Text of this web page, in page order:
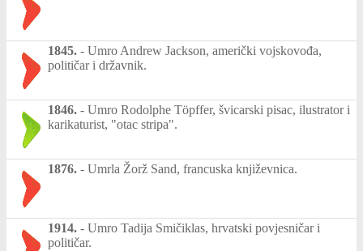
1845. - Umro Andrew Jackson, američki vojskovođa,
političar i državnik.
1846. - Umro Rodolphe Töpffer, švicarski pisac, ilustrator i
karikaturist, "otac stripa".
1876. - Umrla Žorž Sand, francuska književnica.
1914. - Umro Tadija Smičiklas, hrvatski povjesničar i
političar.